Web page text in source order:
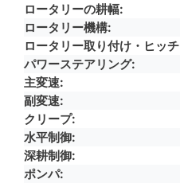
ロータリーの耕幅
ロータリー機構
ロータリー取り付け・ヒッチ
パワーステアリング
主変速
副変速
クリープ
水平制御
深耕制御
ポンパ